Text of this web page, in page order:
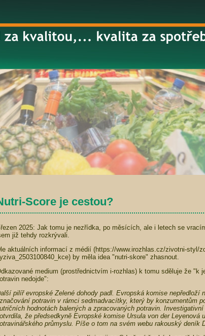
Score je cestou?
2025: Jak tomu je nezřídka, po měsících, ale i letech se
již tehdy rozkrývali.
aktuálních informací z médií (https://www.irozhlas.cz/zivotni-styl/
by měla idea "nutri-skore" zhasnout.
medium (prostřednictvím i-rozhlas) k tomu sděluje že "k
nedojde":
pilíř evropské Zelené dohody padl. Evropská komise nepředloží
potravin v rámci sedmadvacítky, který by konzumentům
hodnotách balených a zpracovaných potravin.
že předsedkyně Evropské komise Ursula von der Leyenová
průmyslu. Píše o tom na svém webu rakouský deník